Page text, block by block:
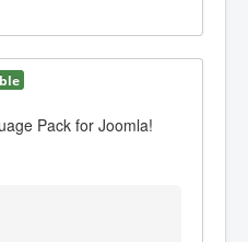
Pack for Joomla!